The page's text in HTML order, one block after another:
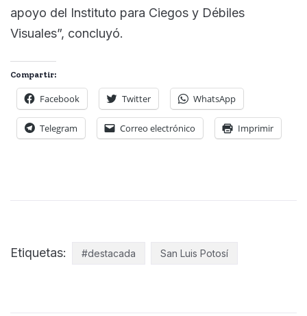
apoyo del Instituto para Ciegos y Débiles
Visuales”, concluyó.
Compartir:
Facebook Twitter WhatsApp
Telegram Correo electrónico Imprimir
Etiquetas: #destacada San Luis Potosí